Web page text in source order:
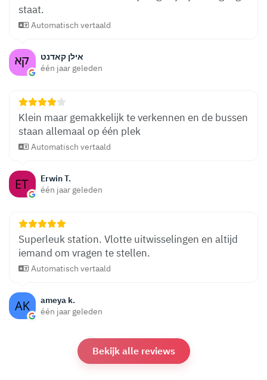
אילן קאדנט
één jaar geleden
staat.
Automatisch vertaald
Erwin T.
één jaar geleden
Klein maar gemakkelijk te verkennen en de bussen
staan ​​allemaal op één plek
Automatisch vertaald
ameya k.
één jaar geleden
Superleuk station. Vlotte uitwisselingen en altijd
iemand om vragen te stellen.
Automatisch vertaald
Bekijk alle reviews